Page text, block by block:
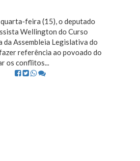
quarta-feira (15), o deputado
Wellington do Curso
da Assembleia Legislativa do
referência ao povoado do
os conflitos...